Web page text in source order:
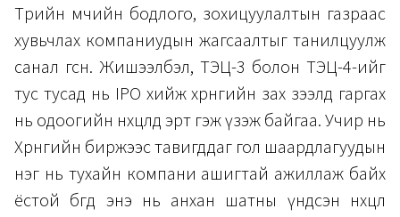
Төрийн өмчийн бодлого, зохицуулалтын газраас
хувьчлах компаниудын жагсаалтыг танилцуулж
санал өгсөн. Жишээлбэл, ТЭЦ-3 болон ТЭЦ-4-ийг
тус тусад нь IPO хийж хөрөнгийн зах зээлд гаргах
нь одоогийн нөхцөлд эрт гэж үзэж байгаа. Учир нь
Хөрөнгийн биржээс тавигддаг гол шаардлагуудын
нэг нь тухайн компани ашигтай ажиллаж байх
ёстой бөгөөд энэ нь анхан шатны үндсэн нөхцөл